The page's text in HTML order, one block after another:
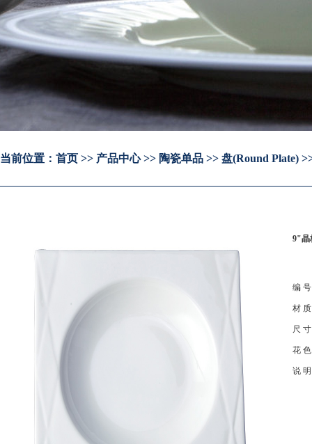
当前位置： 首页 >> 产品中心 >> 陶瓷单品 >> 盘(Round Plate)
9"晶
编
材
尺
花
说